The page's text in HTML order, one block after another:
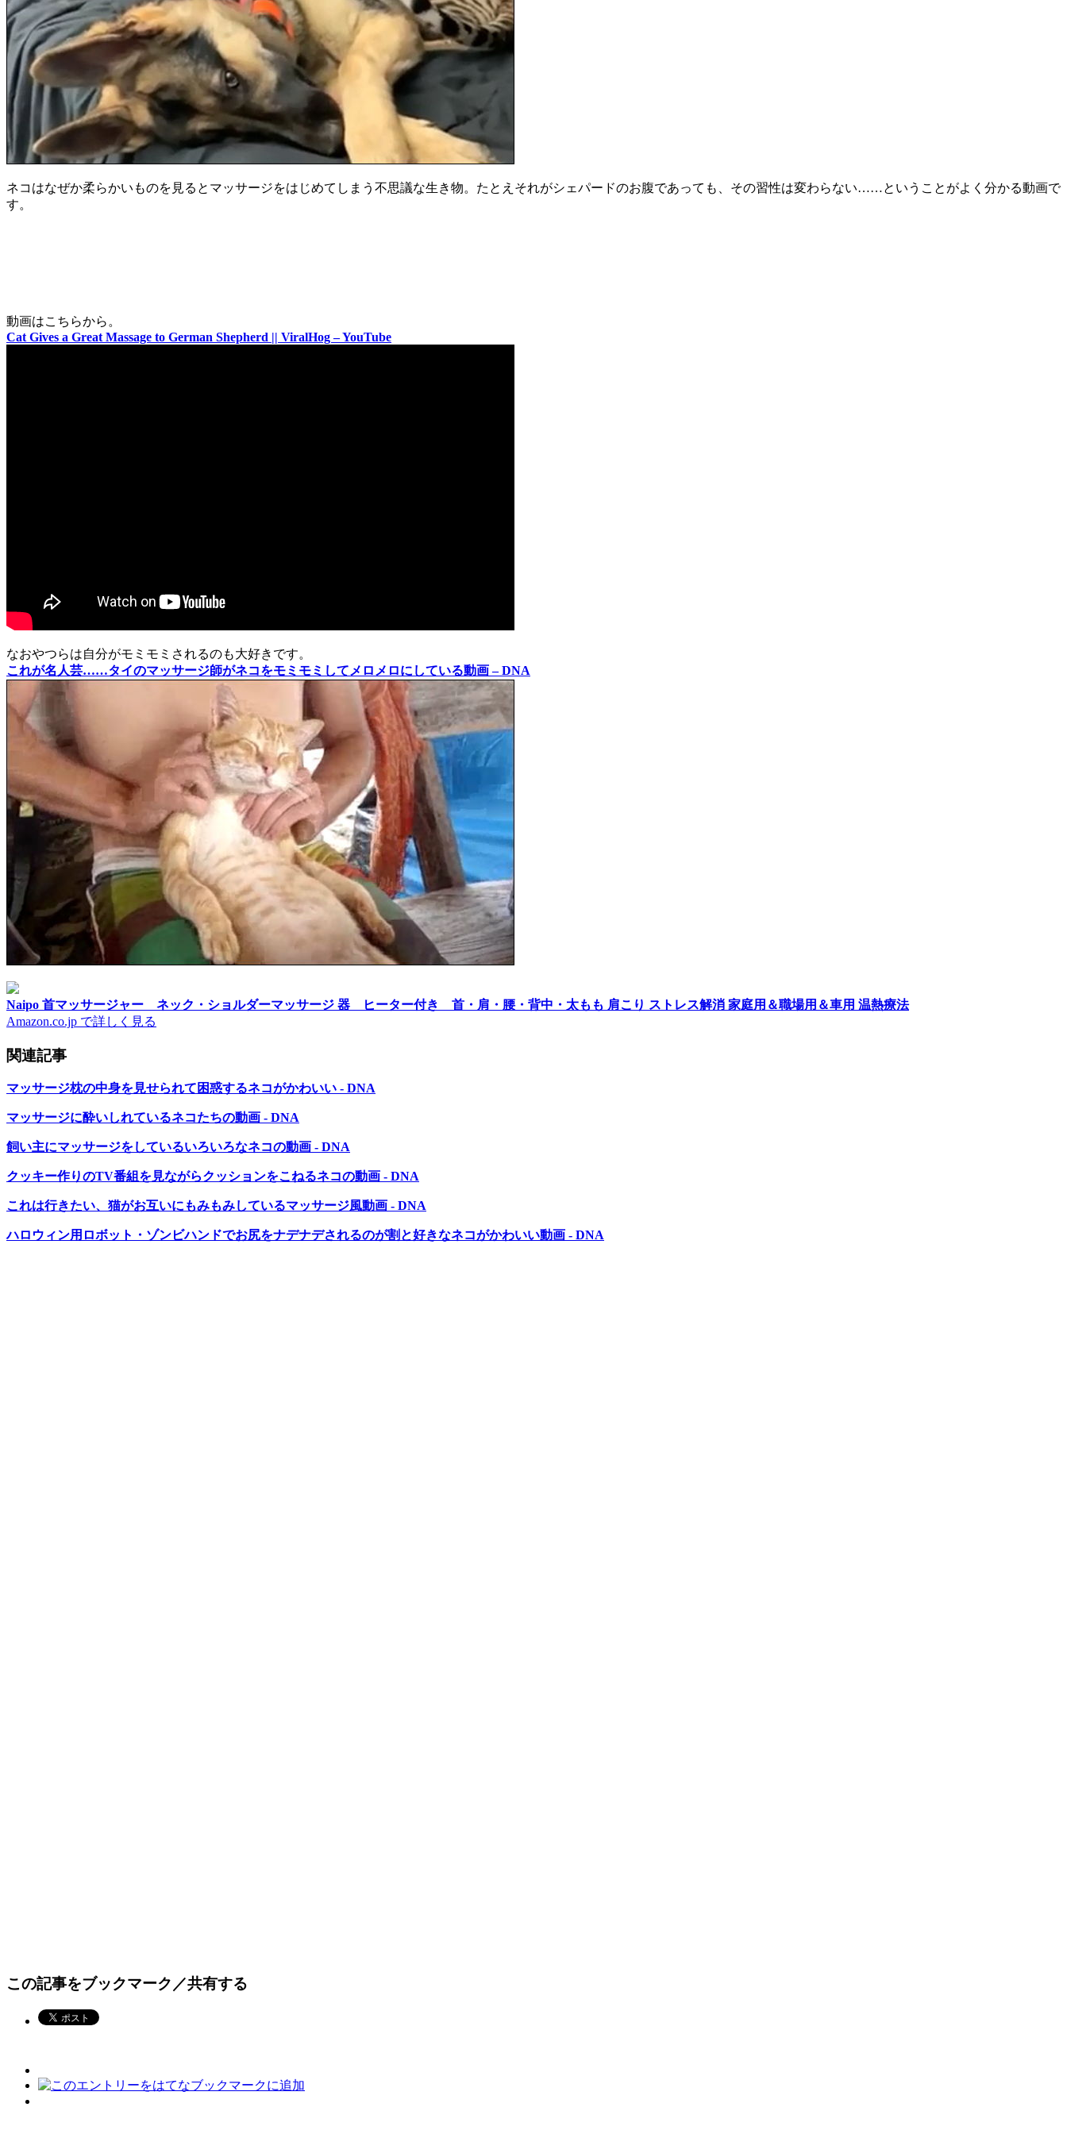
ネコはなぜか柔らかいものを見るとマッサージをはじめてしまう不思議な生き物。たとえそれがシェパードのお腹であっても、その習性は変わらない……ということがよく分かる動画で
す。
動画はこちらから。
Cat Gives a Great Massage to German Shepherd || ViralHog – YouTube
なおやつらは自分がモミモミされるのも大好きです。
これが名人芸……タイのマッサージ師がネコをモミモミしてメロメロにしている動画 – DNA
Naipo 首マッサージャー ネック・ショルダーマッサージ 器 ヒーター付き 首・肩・腰・背中・太もも 肩こり ストレス解消 家庭用＆職場用＆車用 温熱療法
Amazon.co.jp で詳しく見る
関連記事
マッサージ枕の中身を見せられて困惑するネコがかわいい - DNA
マッサージに酔いしれているネコたちの動画 - DNA
飼い主にマッサージをしているいろいろなネコの動画 - DNA
クッキー作りのTV番組を見ながらクッションをこねるネコの動画 - DNA
これは行きたい、猫がお互いにもみもみしているマッサージ風動画 - DNA
ハロウィン用ロボット・ゾンビハンドでお尻をナデナデされるのが割と好きなネコがかわいい動画 - DNA
この記事をブックマーク／共有する